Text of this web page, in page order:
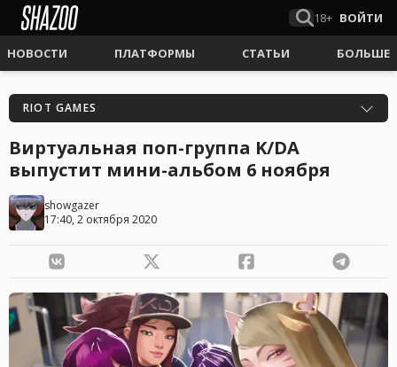
18+ ВОЙТИ
НОВОСТИ ПЛАТФОРМЫ СТАТЬИ БОЛЬШЕ
RIOT GAMES
Виртуальная поп-группа K/DA
выпустит мини-альбом 6 ноября
showgazer
17:40, 2 октября 2020